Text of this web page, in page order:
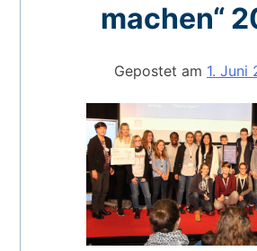
machen“
Gepostet am 1. Juni